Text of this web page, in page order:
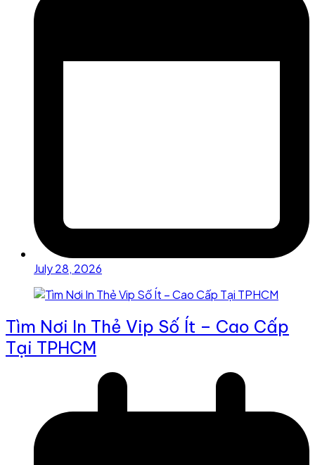
July 28, 2026
Tìm Nơi In Thẻ Vip Số Ít – Cao Cấp
Tại TPHCM